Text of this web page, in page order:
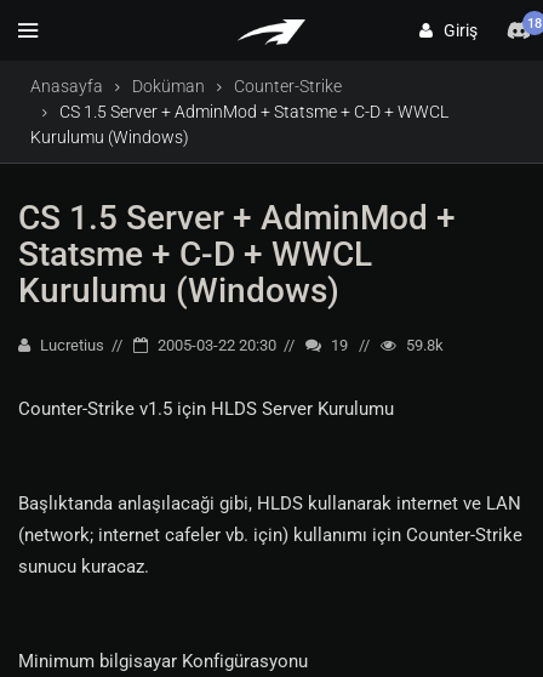
Giriş 18
Anasayfa Doküman
Counter-Strike
CS 1.5 Server + AdminMod + Statsme + C-D + WWCL
Kurulumu (Windows)
CS 1.5 Server + AdminMod +
Statsme + C-D + WWCL
Kurulumu (Windows)
Lucretius 2005-03-22 20:30 19 59.8k
Counter-Strike v1.5 için HLDS Server Kurulumu
Başlıktanda anlaşılacaği gibi, HLDS kullanarak internet ve LAN
(network; internet cafeler vb. için) kullanımı için Counter-Strike
sunucu kuracaz.
Minimum bilgisayar Konfigürasyonu